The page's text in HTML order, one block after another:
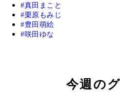
真田まこと
栗原もみじ
豊田萌絵
咲田ゆな
今週の